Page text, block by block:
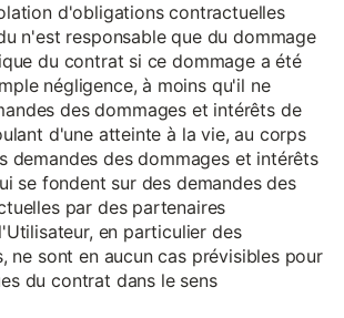
d'obligations contractuelles
n'est responsable que du dommage
du contrat si ce dommage a été
négligence, à moins qu'il ne
des dommages et intérêts de
d'une atteinte à la vie, au corps
demandes des dommages et intérêts
se fondent sur des demandes des
par des partenaires
en particulier des
ne sont en aucun cas prévisibles pour
du contrat dans le sens